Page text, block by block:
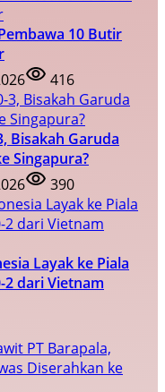
10 Butir
416
Bisakah Garuda
Singapura?
390
Layak ke Piala
2 dari Vietnam